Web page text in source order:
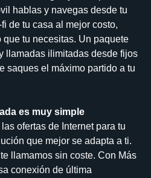
hablas y navegas desde tu
de tu casa al mejor costo,
tu necesitas. Un paquete
llamadas ilimitadas desde fijos
saques el máximo partido a tu
es muy simple
ofertas de Internet para tu
que mejor se adapta a ti.
llamamos sin coste. Con Más
conexión de última